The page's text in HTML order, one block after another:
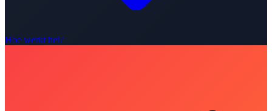
Hoe werkt het?